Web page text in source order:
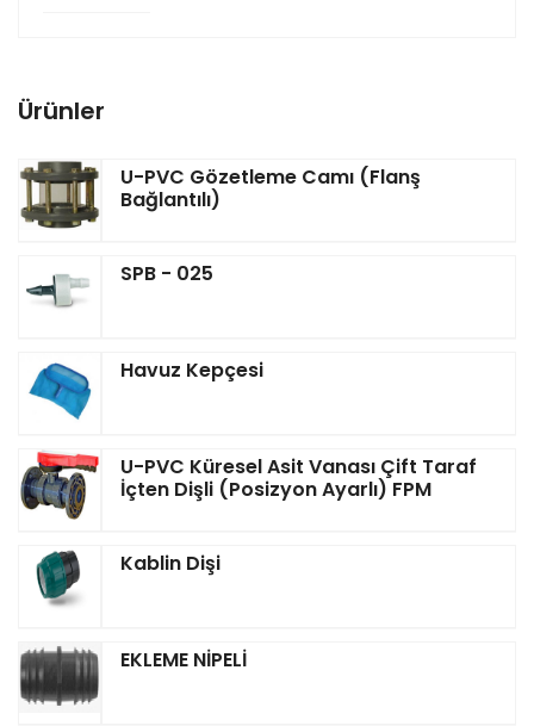
Ürünler
U-PVC Gözetleme Camı (Flanş
Bağlantılı)
SPB - 025
Havuz Kepçesi
U-PVC Küresel Asit Vanası Çift Taraf
İçten Dişli (Posizyon Ayarlı) FPM
Kablin Dişi
EKLEME NİPELİ